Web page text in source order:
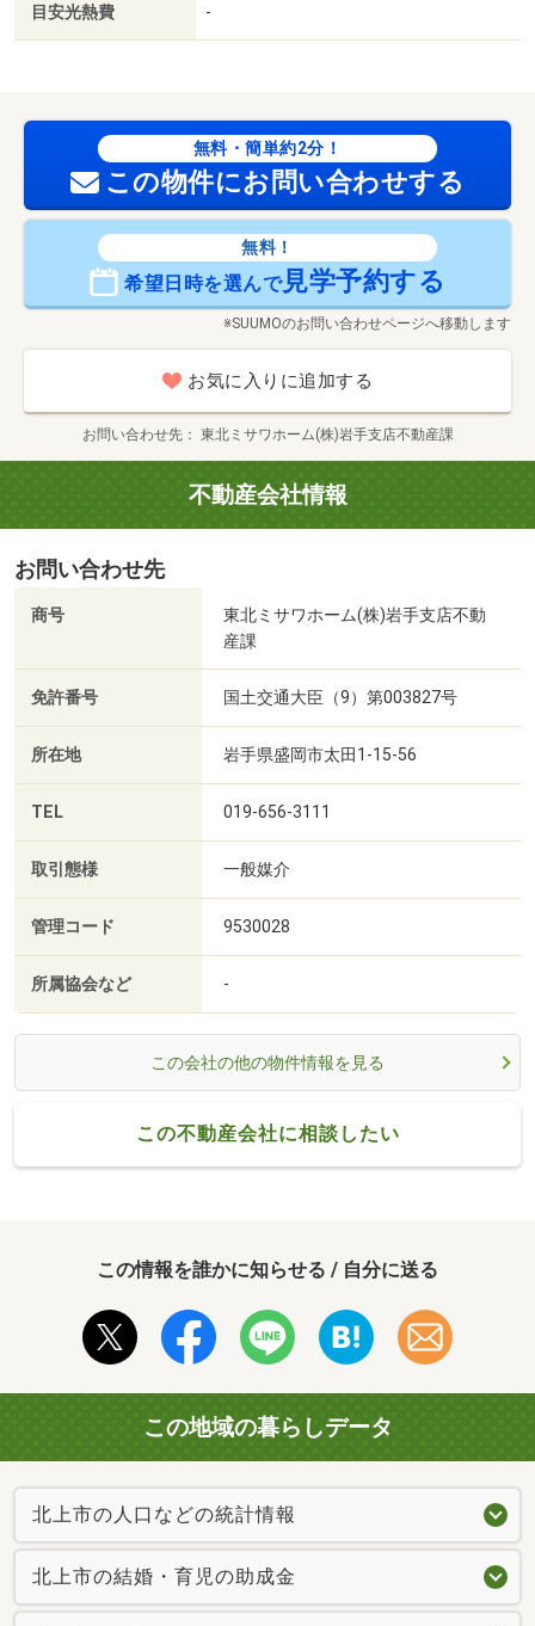
目安光熱費 -
無料・簡単約2分！
この物件にお問い合わせする
無料！
希望日時を選んで見学予約する
※SUUMOのお問い合わせページへ移動します
お気に入りに追加する
お問い合わせ先 東北ミサワホーム(株)岩手支店不動産課
不動産会社情報
お問い合わせ先
商号
東北ミサワホーム(株)岩手支店不動
産課
免許番号 国土交通大臣（9）第003827号
所在地 岩手県盛岡市太田1-15-56
TEL 019-656-3111
取引態様 一般媒介
管理コード 9530028
所属協会など -
この会社の他の物件情報を見る
この不動産会社に相談したい
この情報を誰かに知らせる / 自分に送る
この地域の暮らしデータ
北上市の人口などの統計情報
北上市の結婚・育児の助成金